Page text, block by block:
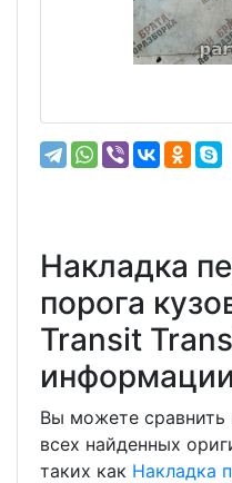
Накладка
порога
Transit
информации
Вы можете сравнить
всех найденных
таких как Накладка